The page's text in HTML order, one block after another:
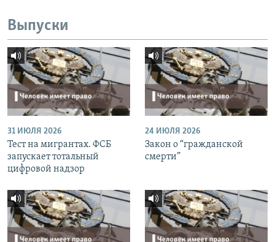
Выпуски
31 ИЮЛЯ 2026
Тест на мигрантах. ФСБ
запускает тотальный
цифровой надзор
24 ИЮЛЯ 2026
Закон о “гражданской
смерти”